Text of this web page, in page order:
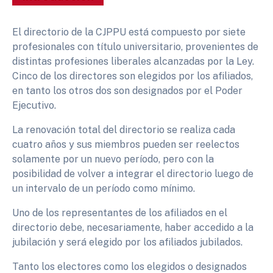
El directorio de la CJPPU está compuesto por siete
profesionales con título universitario, provenientes de
distintas profesiones liberales alcanzadas por la Ley.
Cinco de los directores son elegidos por los afiliados,
en tanto los otros dos son designados por el Poder
Ejecutivo.
La renovación total del directorio se realiza cada
cuatro años y sus miembros pueden ser reelectos
solamente por un nuevo período, pero con la
posibilidad de volver a integrar el directorio luego de
un intervalo de un período como mínimo.
Uno de los representantes de los afiliados en el
directorio debe, necesariamente, haber accedido a la
jubilación y será elegido por los afiliados jubilados.
Tanto los electores como los elegidos o designados